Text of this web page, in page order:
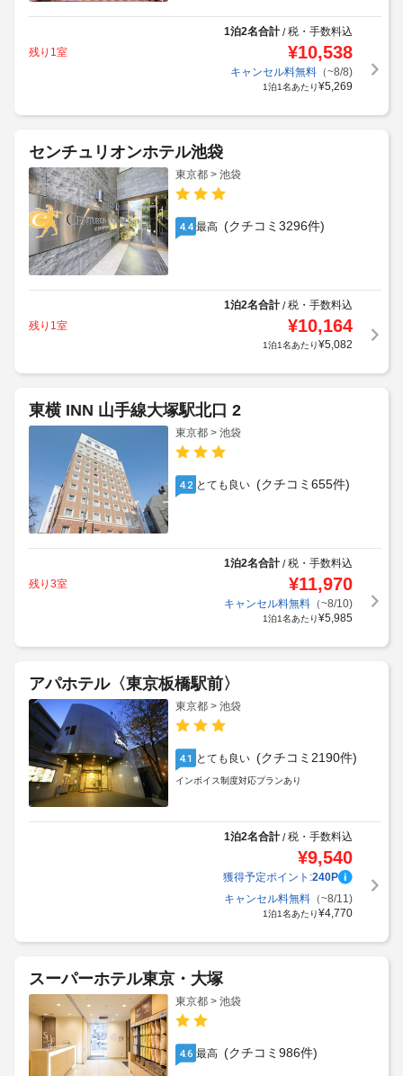
1泊2名合計/税・手数料込
残り1室
¥10,538
キャンセル料無料（~8/8)
1泊1名あたり¥5,269
センチュリオンホテル池袋
東京都 > 池袋
4.4 最高 (クチコミ3296件)
1泊2名合計/税・手数料込
残り1室
¥10,164
1泊1名あたり¥5,082
東横 INN 山手線大塚駅北口 2
東京都 > 池袋
4.2 とても良い (クチコミ655件)
1泊2名合計/税・手数料込
残り3室
¥11,970
キャンセル料無料（~8/10)
1泊1名あたり¥5,985
アパホテル〈東京板橋駅前〉
東京都 > 池袋
4.1 とても良い (クチコミ2190件)
インボイス制度対応プランあり
1泊2名合計/税・手数料込
¥9,540
獲得予定ポイント:240P
キャンセル料無料（~8/11)
1泊1名あたり¥4,770
スーパーホテル東京・大塚
東京都 > 池袋
4.6 最高 (クチコミ986件)